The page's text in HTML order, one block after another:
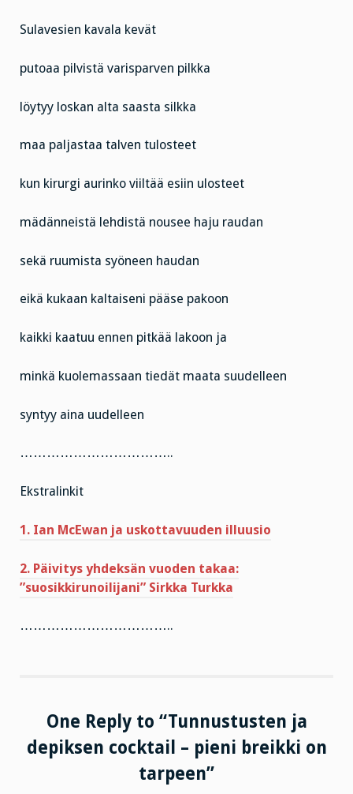
Sulavesien kavala kevät
putoaa pilvistä varisparven pilkka
löytyy loskan alta saasta silkka
maa paljastaa talven tulosteet
kun kirurgi aurinko viiltää esiin ulosteet
mädänneistä lehdistä nousee haju raudan
sekä ruumista syöneen haudan
eikä kukaan kaltaiseni pääse pakoon
kaikki kaatuu ennen pitkää lakoon ja
minkä kuolemassaan tiedät maata suudelleen
syntyy aina uudelleen
……………………………..
Ekstralinkit
1. Ian McEwan ja uskottavuuden illuusio
2. Päivitys yhdeksän vuoden takaa:
”suosikkirunoilijani” Sirkka Turkka
……………………………..
One Reply to “Tunnustusten ja
depiksen cocktail – pieni breikki on
tarpeen”